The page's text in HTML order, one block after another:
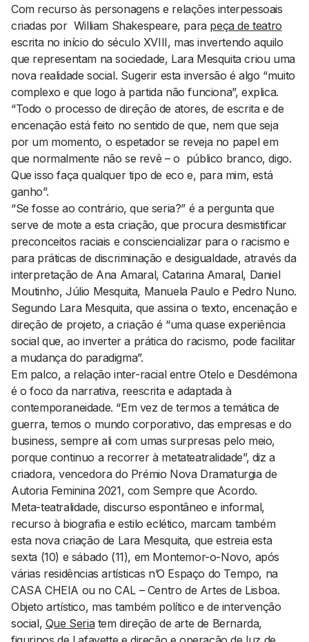
Com recurso às personagens e relações interpessoais
criadas por William Shakespeare, para peça de teatro
escrita no início do século XVIII, mas invertendo aquilo
que representam na sociedade, Lara Mesquita criou uma
nova realidade social. Sugerir esta inversão é algo “muito
complexo e que logo à partida não funciona”, explica.
“Todo o processo de direção de atores, de escrita e de
encenação está feito no sentido de que, nem que seja
por um momento, o espetador se reveja no papel em
que normalmente não se revê – o público branco, digo.
Que isso faça qualquer tipo de eco e, para mim, está
ganho”.
“Se fosse ao contrário, que seria?” é a pergunta que
serve de mote a esta criação, que procura desmistificar
preconceitos raciais e consciencializar para o racismo e
para práticas de discriminação e desigualdade, através da
interpretação de Ana Amaral, Catarina Amaral, Daniel
Moutinho, Júlio Mesquita, Manuela Paulo e Pedro Nuno.
Segundo Lara Mesquita, que assina o texto, encenação e
direção de projeto, a criação é “uma quase experiência
social que, ao inverter a prática do racismo, pode facilitar
a mudança do paradigma”.
Em palco, a relação inter-racial entre Otelo e Desdémona
é o foco da narrativa, reescrita e adaptada à
contemporaneidade. “Em vez de termos a temática de
guerra, temos o mundo corporativo, das empresas e do
business, sempre ali com umas surpresas pelo meio,
porque continuo a recorrer à metateatralidade”, diz a
criadora, vencedora do Prémio Nova Dramaturgia de
Autoria Feminina 2021, com Sempre que Acordo.
Meta-teatralidade, discurso espontâneo e informal,
recurso à biografia e estilo eclético, marcam também
esta nova criação de Lara Mesquita, que estreia esta
sexta (10) e sábado (11), em Montemor-o-Novo, após
várias residências artísticas n’O Espaço do Tempo, na
CASA CHEIA ou no CAL – Centro de Artes de Lisboa.
Objeto artístico, mas também político e de intervenção
social, Que Seriatem direção de arte de Bernarda,